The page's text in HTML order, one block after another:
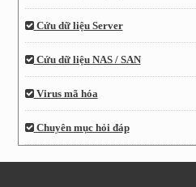
Cứu dữ liệu Server
Cứu dữ liệu NAS / SAN
Virus mã hóa
Chuyên mục hỏi đáp